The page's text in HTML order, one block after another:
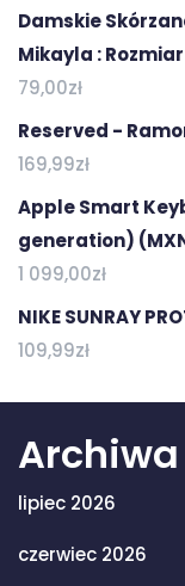
Damskie
Mikayla :
79,00zł
Reserved -
169,99zł
Apple Smart
generation)
1 099,00zł
NIKE SUNRAY
109,99zł
Archiwa
lipiec 2026
czerwiec 2026